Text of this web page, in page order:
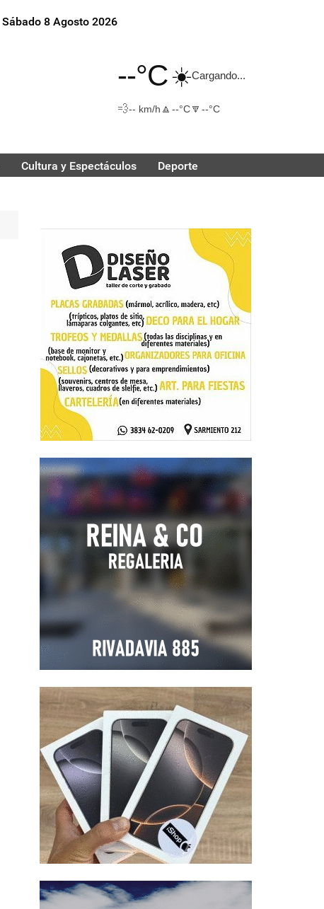
Sábado 8 Agosto 2026
--°C☀️Cargando...
💨-- km/h 🔼 --°C🔽 --°C
Cultura y Espectáculos Deporte